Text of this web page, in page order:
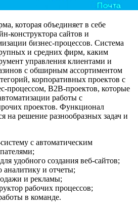
которая объединяет в себе
конструктора сайтов и
бизнес-процессов. Система
и средних фирм, каким
управления клиентами и
с обширным ассортиментом
корпоративных проектов с
процессом, B2B-проектов, которые
работы с
проектов. Функционал
на решение разнообразных задач и
с автоматическим
удобного создания веб-сайтов;
аналитику и отчеты;
и рекламы;
рабочих процессов;
в команде.